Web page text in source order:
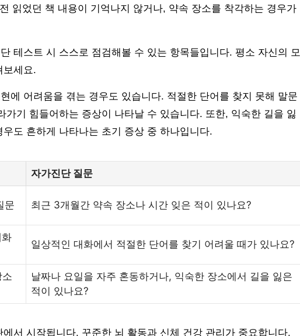
읽었던 책 내용이 기억나지 않거나, 약속 장소를 착각하는 경우가
테스트 시 스스로 점검해볼 수 있는 항목들입니다. 평소 자신의 모
보세요.
에 어려움을 겪는 경우도 있습니다. 적절한 단어를 찾지 못해 말문
가기 힘들어하는 증상이 나타날 수 있습니다. 또한, 익숙한 길을 잃
도 흔하게 나타나는 초기 증상 중 하나입니다.
자가진단 질문
문 최근 3개월간 약속 장소나 시간 잊은 적이 있나요?
일상적인 대화에서 적절한 단어를 찾기 어려울 때가 있나요?
날짜나 요일을 자주 혼동하거나, 익숙한 장소에서 길을 잃은
적이 있나요?
서 시작됩니다. 꾸준한 뇌 활동과 신체 건강 관리가 중요합니다.